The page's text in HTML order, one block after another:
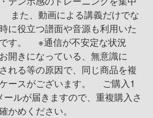
また、動画による講義だけでな
に役立つ譜面や音源も利用いた
す。 ※通信が不安定な状況
開きになっている、無意識に
れる等の原因で、同じ商品を複
ースがございます。 ご購入1
ルが届きますので、重複購入さ
かめください。